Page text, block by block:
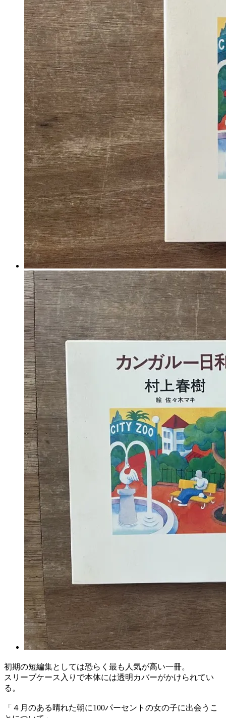
初期の短編集としては恐らく最も人気が高い一冊。
スリーブケース入りで本体には透明カバーがかけられてい
る。
「４月のある晴れた朝に100パーセントの女の子に出会うこ